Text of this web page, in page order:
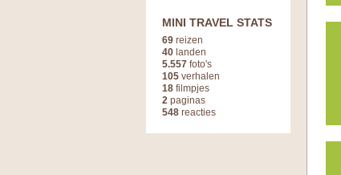
MINI TRAVEL STATS
69 reizen
40 landen
5.557 foto's
105 verhalen
18 filmpjes
2 paginas
548 reacties